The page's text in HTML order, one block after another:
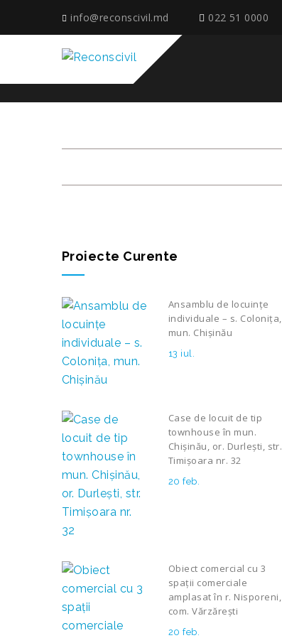
info@reconscivil.md 022 51 0000
Proiecte Curente
Ansamblu de locuințe
individuale – s. Colonița,
mun. Chișinău
13 iul.
Case de locuit de tip
townhouse în mun.
Chișinău, or. Durlești, str.
Timișoara nr. 32
20 feb.
Obiect comercial cu 3
spații comerciale
amplasat în r. Nisporeni,
com. Vărzărești
20 feb.